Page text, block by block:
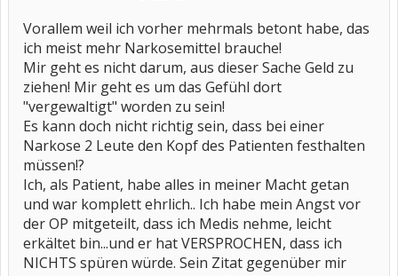
Vorallem weil ich vorher mehrmals betont habe, das
ich meist mehr Narkosemittel brauche!
Mir geht es nicht darum, aus dieser Sache Geld zu
ziehen! Mir geht es um das Gefühl dort
"vergewaltigt" worden zu sein!
Es kann doch nicht richtig sein, dass bei einer
Narkose 2 Leute den Kopf des Patienten festhalten
müssen!?
Ich, als Patient, habe alles in meiner Macht getan
und war komplett ehrlich.. Ich habe mein Angst vor
der OP mitgeteilt, dass ich Medis nehme, leicht
erkältet bin...und er hat VERSPROCHEN, dass ich
NICHTS spüren würde. Sein Zitat gegenüber mir